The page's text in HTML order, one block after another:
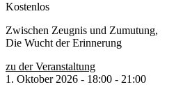
Kostenlos
Zwischen Zeugnis und Zumutung,
Die Wucht der Erinnerung
zu der Veranstaltung
1. Oktober 2026 - 18:00 - 21:00